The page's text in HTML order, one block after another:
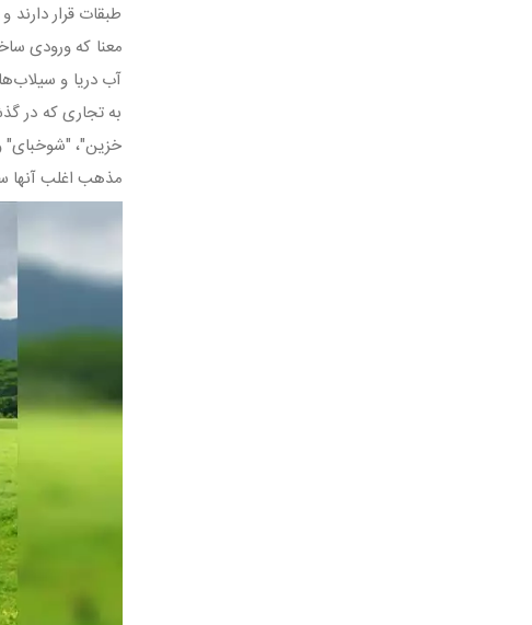
طبقات قرار
معنا که ورودی
آب دریا و
به تجاری که در
خزین"، "شوخبای"
مذهب اغلب